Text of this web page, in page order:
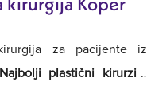
za pacijente iz
Najbolji plastični kirurzi i